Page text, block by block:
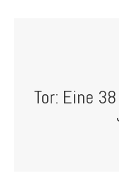
Tor: Eine